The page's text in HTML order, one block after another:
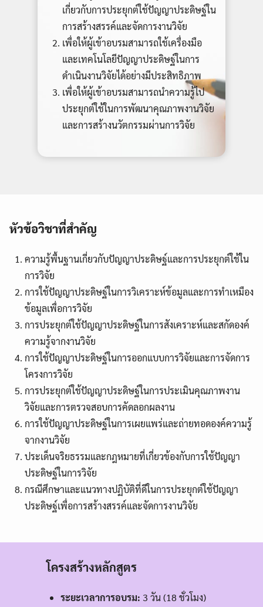
เกี่ยวกับการประยุกต์ใช้ปัญญาประดิษฐ์ใน
การสร้างสรรค์และจัดการงานวิจัย
เพื่อให้ผู้เข้าอบรมสามารถใช้เครื่องมือ
และเทคโนโลยีปัญญาประดิษฐ์ในการ
ดำเนินงานวิจัยได้อย่างมีประสิทธิภาพ
เพื่อให้ผู้เข้าอบรมสามารถนำความรู้ไป
ประยุกต์ใช้ในการพัฒนาคุณภาพงานวิจัย
และการสร้างนวัตกรรมผ่านการวิจัย
หัวข้อวิชาที่สำคัญ
ความรู้พื้นฐานเกี่ยวกับปัญญาประดิษฐ์และการประยุกต์ใช้ใน
การวิจัย
การใช้ปัญญาประดิษฐ์ในการวิเคราะห์ข้อมูลและการทำเหมือง
ข้อมูลเพื่อการวิจัย
การประยุกต์ใช้ปัญญาประดิษฐ์ในการสังเคราะห์และสกัดองค์
ความรู้จากงานวิจัย
การใช้ปัญญาประดิษฐ์ในการออกแบบการวิจัยและการจัดการ
โครงการวิจัย
การประยุกต์ใช้ปัญญาประดิษฐ์ในการประเมินคุณภาพงาน
วิจัยและการตรวจสอบการคัดลอกผลงาน
การใช้ปัญญาประดิษฐ์ในการเผยแพร่และถ่ายทอดองค์ความรู้
จากงานวิจัย
ประเด็นจริยธรรมและกฎหมายที่เกี่ยวข้องกับการใช้ปัญญา
ประดิษฐ์ในการวิจัย
กรณีศึกษาและแนวทางปฏิบัติที่ดีในการประยุกต์ใช้ปัญญา
ประดิษฐ์เพื่อการสร้างสรรค์และจัดการงานวิจัย
โครงสร้างหลักสูตร
ระยะเวลาการอบรม: 3 วัน (18 ชั่วโมง)